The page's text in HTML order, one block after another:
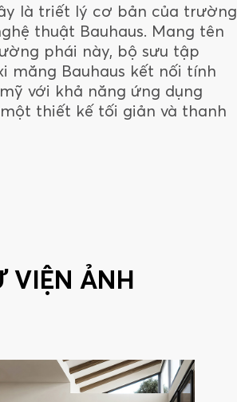
là triết lý cơ bản của trường
thuật Bauhaus. Mang tên
phái này, bộ sưu tập
măng Bauhaus kết nối tính
với khả năng ứng dụng
thiết kế tối giản và thanh
VIỆN ẢNH